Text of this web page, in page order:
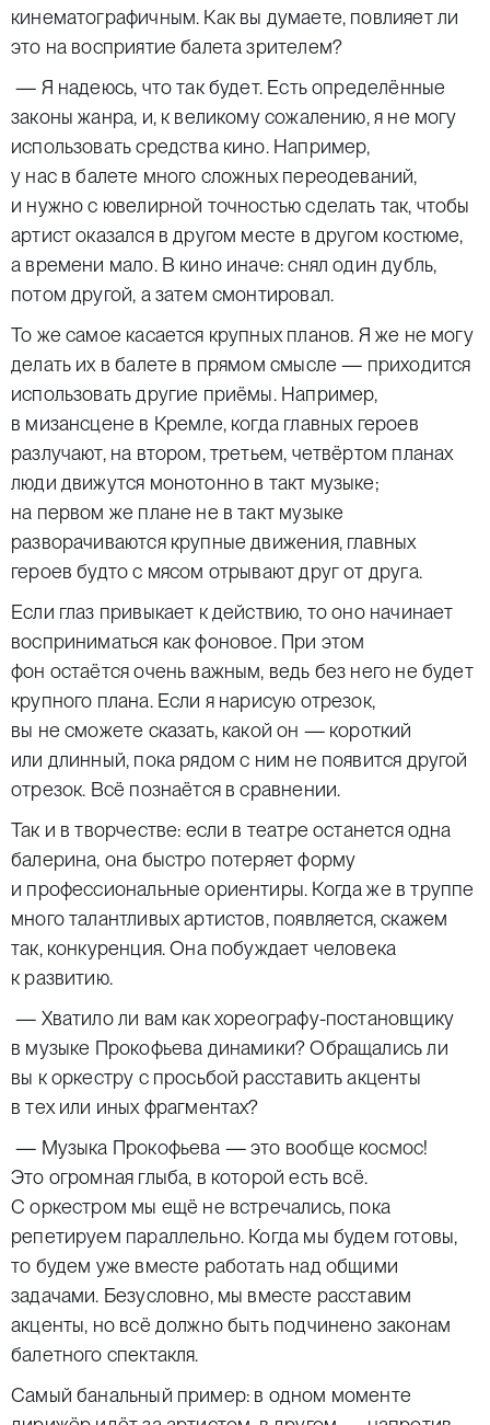
кинематографичным. Как вы думаете, повлияет ли
это на восприятие балета зрителем?
— Я надеюсь, что так будет. Есть определённые
законы жанра, и, к великому сожалению, я не могу
использовать средства кино. Например,
у нас в балете много сложных переодеваний,
и нужно с ювелирной точностью сделать так, чтобы
артист оказался в другом месте в другом костюме,
а времени мало. В кино иначе: снял один дубль,
потом другой, а затем смонтировал.
То же самое касается крупных планов. Я же не могу
делать их в балете в прямом смысле — приходится
использовать другие приёмы. Например,
в мизансцене в Кремле, когда главных героев
разлучают, на втором, третьем, четвёртом планах
люди движутся монотонно в такт музыке;
на первом же плане не в такт музыке
разворачиваются крупные движения, главных
героев будто с мясом отрывают друг от друга.
Если глаз привыкает к действию, то оно начинает
восприниматься как фоновое. При этом
фон остаётся очень важным, ведь без него не будет
крупного плана. Если я нарисую отрезок,
вы не сможете сказать, какой он — короткий
или длинный, пока рядом с ним не появится другой
отрезок. Всё познаётся в сравнении.
Так и в творчестве: если в театре останется одна
балерина, она быстро потеряет форму
и профессиональные ориентиры. Когда же в труппе
много талантливых артистов, появляется, скажем
так, конкуренция. Она побуждает человека
к развитию.
— Хватило ли вам как хореографу-постановщику
в музыке Прокофьева динамики? Обращались ли
вы к оркестру с просьбой расставить акценты
в тех или иных фрагментах?
— Музыка Прокофьева — это вообще космос!
Это огромная глыба, в которой есть всё.
С оркестром мы ещё не встречались, пока
репетируем параллельно. Когда мы будем готовы,
то будем уже вместе работать над общими
задачами. Безусловно, мы вместе расставим
акценты, но всё должно быть подчинено законам
балетного спектакля.
Самый банальный пример: в одном моменте